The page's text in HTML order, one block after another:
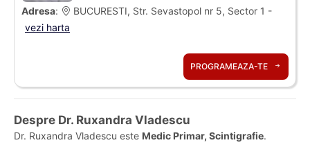
Adresa:
BUCURESTI, Str. Sevastopol nr 5, Sector 1 -
vezi harta
PROGRAMEAZA-TE
Despre Dr. Ruxandra Vladescu
Dr. Ruxandra Vladescu este Medic Primar, Scintigrafie.